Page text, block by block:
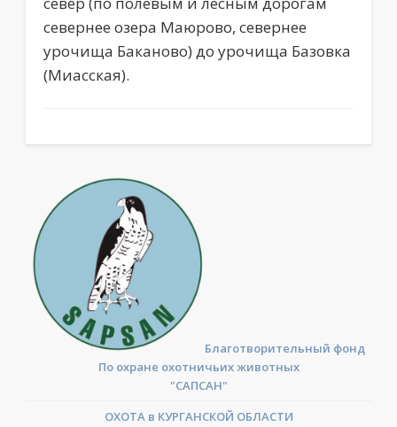
севернее озера Маюрово, севернее
урочища Баканово) до урочища Базовка
(Миасская).
Благотворительный фонд
По охране охотничьих животных
"САПСАН"
ОХОТА в КУРГАНСКОЙ ОБЛАСТИ